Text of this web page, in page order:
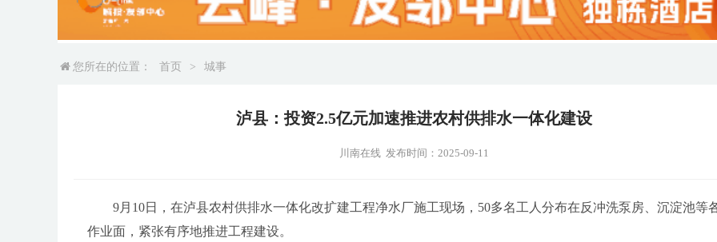
您所在的位置： 首页 > 城事
泸县：投资2.5亿元加速推进农村供排水一体化建设
川南在线 发布时间：2025-09-11
9月10日，在泸县农村供排水一体化改扩建工程净水厂施工现场，50多名工人分布在反冲洗泵房、沉淀池等
作业面，紧张有序地推进工程建设。